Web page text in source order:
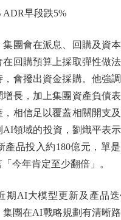
早段跌5%
會在派息、回購及資本
回購預算上採取彈性做
會撥出資金採購。他強
長，加上集團資產負債
相信足以覆蓋相關開支
AI領域的投資，劉熾平表
產品投入約180億元，單
今年肯定至少翻倍」。
AI大模型更新及產品迭
團在AI戰略規劃有清晰